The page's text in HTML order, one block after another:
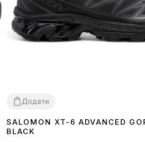
Додати
404142 43 44
SALOMON XT-6 ADVANCED
BLACK